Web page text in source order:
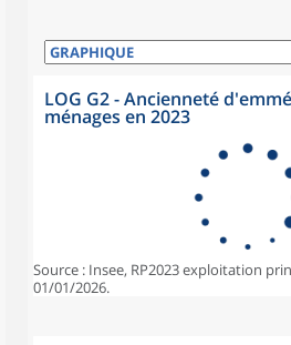
LOG G2 - Ancienneté
ménages en 2023
Source : Insee, RP2023 exploitation
01/01/2026.